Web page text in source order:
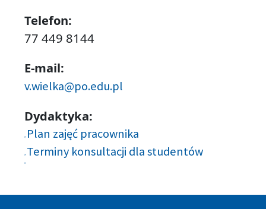
Telefon:
77 449 8144
E-mail:
v.wielka@po.edu.pl
Dydaktyka:
Plan zajęć pracownika
Terminy konsultacji dla studentów